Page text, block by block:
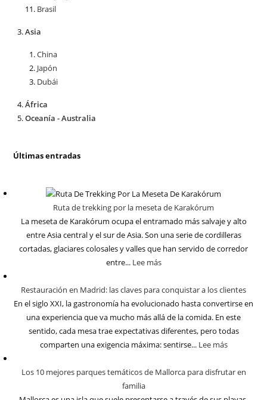
Brasil
Asia
China
Japón
Dubái
África
Oceanía - Australia
Últimas entradas
Ruta de trekking por la meseta de Karakórum
La meseta de Karakórum ocupa el entramado más salvaje y alto
entre Asia central y el sur de Asia. Son una serie de cordilleras
cortadas, glaciares colosales y valles que han servido de corredor
entre... Lee más
Restauración en Madrid: las claves para conquistar a los clientes
En el siglo XXI, la gastronomía ha evolucionado hasta convertirse en
una experiencia que va mucho más allá de la comida. En este
sentido, cada mesa trae expectativas diferentes, pero todas
comparten una exigencia máxima: sentirse... Lee más
Los 10 mejores parques temáticos de Mallorca para disfrutar en
familia